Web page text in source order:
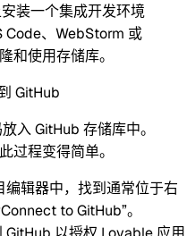
装一个集成开发环境
Code、WebStorm 或
和使用存储库。
GitHub
入 GitHub 存储库中。
过程变得简单。
辑器中，找到通常位于右
to GitHub”。